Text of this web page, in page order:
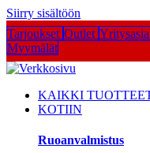
Siirry sisältöön
Tarjoukset Outlet
Myymälät
KAIKKI
KOTIIN
Ruoanvalmistus